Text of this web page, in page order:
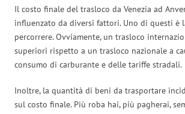
Il costo finale del trasloco da Venezia ad
influenzato da diversi fattori. Uno di questi è
percorrere. Ovviamente, un trasloco
superiori rispetto a un trasloco nazionale a
consumo di carburante e delle tariffe stradali.
Inoltre, la quantità di beni da trasportare
sul costo finale. Più roba hai, più pagherai,